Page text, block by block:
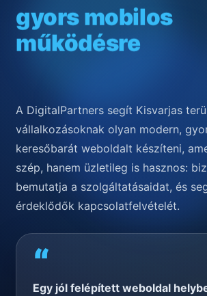
gyors mobilos
működésre
A DigitalPartners segít Kisvarjas
vállalkozásoknak olyan modern,
keresőbarát weboldalt készíteni,
szép, hanem üzletileg is hasznos:
bemutatja a szolgáltatásaidat, és
érdeklődők kapcsolatfelvételét.
“
Egy jól felépített weboldal